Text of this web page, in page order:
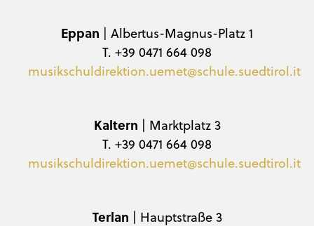
Eppan | Albertus-Magnus-Platz 1
T. +39 0471 664 098
musikschuldirektion.uemet@schule.suedtirol.it
Kaltern | Marktplatz 3
T. +39 0471 664 098
musikschuldirektion.uemet@schule.suedtirol.it
Terlan | Hauptstraße 3